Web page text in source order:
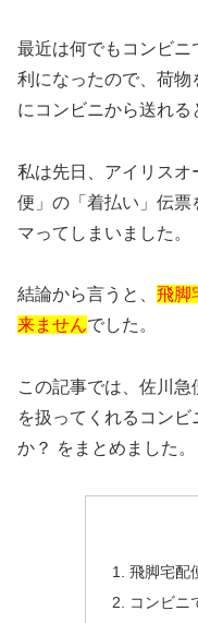
最近は何でもコンビ
利になったので、荷
にコンビニから送れる
私は先日、アイリス
便」の「着払い」伝
マってしまいました。
結論から言うと、 飛脚
来ませんでした。
この記事では、佐川急
を扱ってくれるコン
か？ をまとめました。
飛脚宅配
コンビニ